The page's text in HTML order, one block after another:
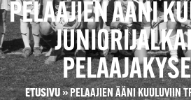
PELAAJIEN ÄÄNI
ETUSIVU»PELAAJIEN ÄÄNI KUULUVIIN